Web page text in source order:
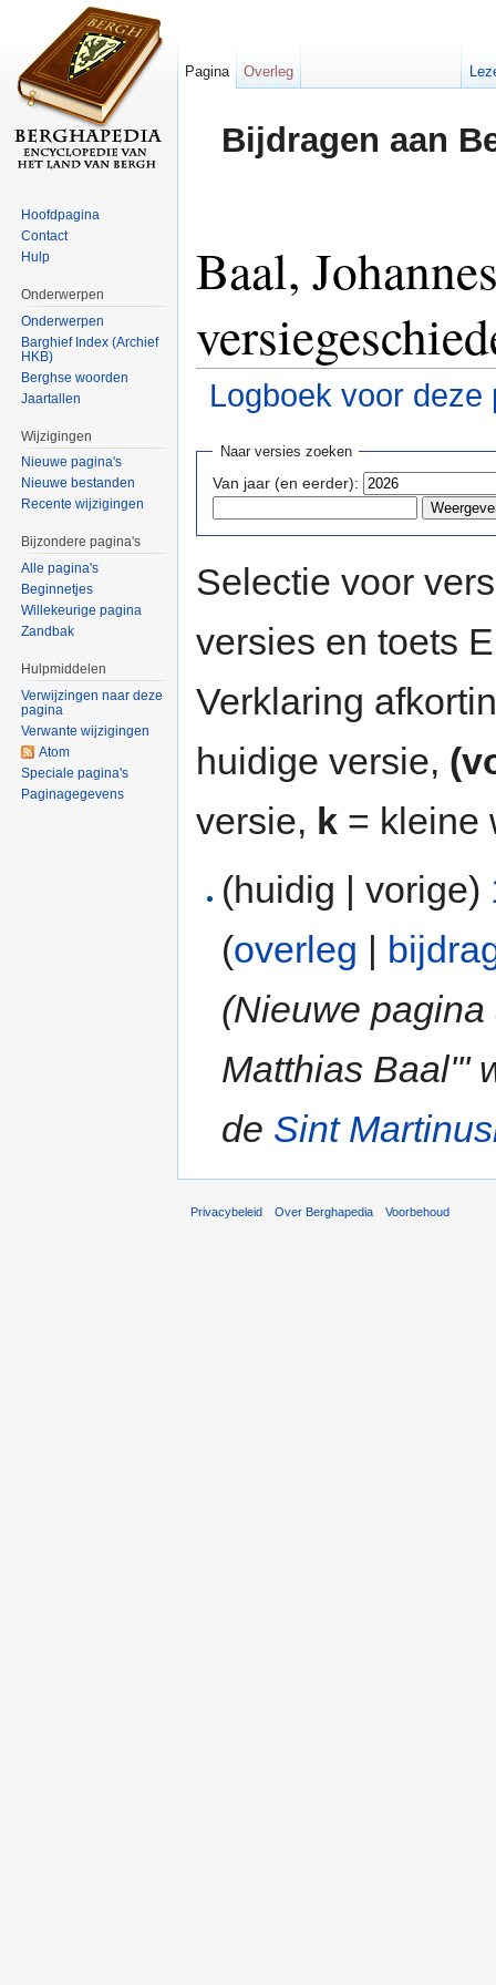
Bijdragen aan
Baal,
Logboek voor deze
Naar versies zoeken
Van jaar (en eerder):
Selectie voor
versies en toets
Verklaring
huidige versie,
versie, k = kleine
(huidig | vorige)
(overleg |
(Nieuwe
Matthias Baal'''
de Sint
Pagina Overleg
Hoofdpagina
Contact
Hulp
Onderwerpen
Onderwerpen
Barghief Index (Archief
HKB)
Berghse woorden
Jaartallen
Wijzigingen
Nieuwe pagina's
Nieuwe bestanden
Recente wijzigingen
Bijzondere pagina's
Alle pagina's
Beginnetjes
Willekeurige pagina
Zandbak
Hulpmiddelen
Verwijzingen naar deze
pagina
Verwante wijzigingen
Atom
Speciale pagina's
Paginagegevens
Privacybeleid Over Berghapedia Voorbehoud